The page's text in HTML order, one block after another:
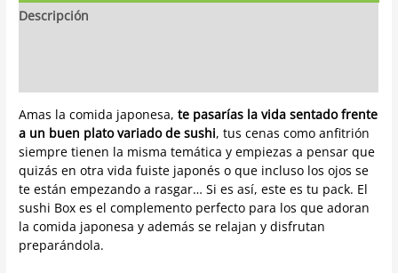
Descripción
Amas la comida japonesa, te pasarías la vida sentado frente
a un buen plato variado de sushi, tus cenas como anfitrión
siempre tienen la misma temática y empiezas a pensar que
quizás en otra vida fuiste japonés o que incluso los ojos se
te están empezando a rasgar… Si es así, este es tu pack. El
sushi Box es el complemento perfecto para los que adoran
la comida japonesa y además se relajan y disfrutan
preparándola.